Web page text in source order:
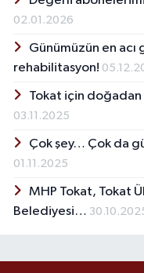
02.01.2026
Günümüzün en acı
rehabilitasyon!
Tokat için
03.11.2025
Çok şey… Çok da
01.11.2025
MHP Tokat, Tokat
Belediyesi…